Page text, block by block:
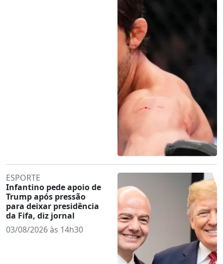
ESPORTE
Infantino pede apoio de
Trump após pressão
para deixar presidência
da Fifa, diz jornal
03/08/2026 às 14h30